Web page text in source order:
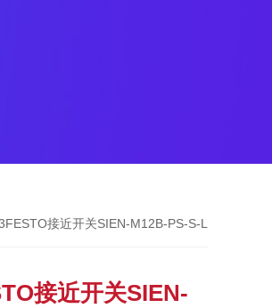
接近开关SIEN-M12B-PS-S-L
接近开关SIEN-